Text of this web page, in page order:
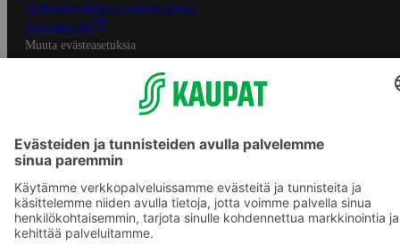
Mobiilisovelluksen saavutettavuus
Mainostajalle
Muuta evästeasetuksia
S-ryhmän palvelut
S-ryhmä
Asiakasomistajuus
Yhteishyvä Ruoka -sovellus
S-ostoslista -sovellus